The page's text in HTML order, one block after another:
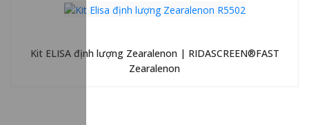
Kit ELISA định lượng Zearalenon | RIDASCREEN®FAST
Zearalenon